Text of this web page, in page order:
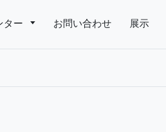
ター お問い合わせ 展示